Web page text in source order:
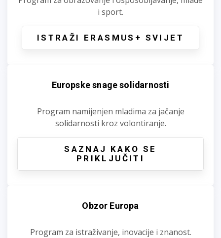
i sport.
ISTRAŽI ERASMUS+ SVIJET
Europske snage solidarnosti
Program namijenjen mladima za jačanje
solidarnosti kroz volontiranje.
SAZNAJ KAKO SE
PRIKLJUČITI
Obzor Europa
Program za istraživanje, inovacije i znanost.